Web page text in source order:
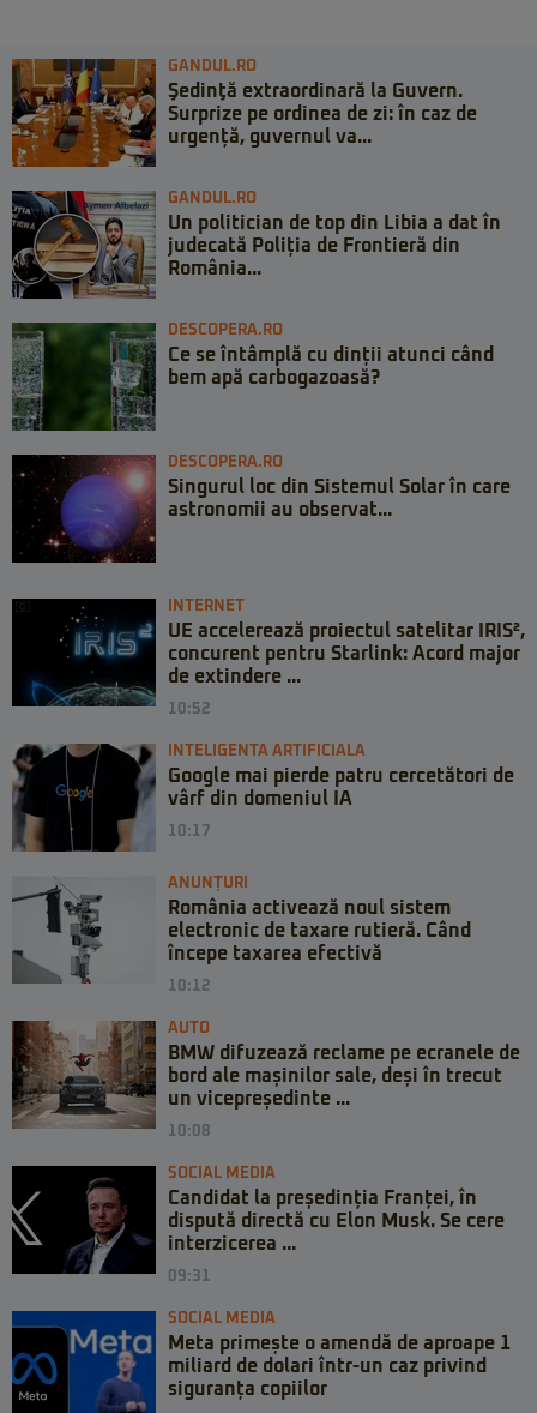
GANDUL.RO
Şedinţă extraordinară la Guvern.
Surprize pe ordinea de zi: în caz de
urgență, guvernul va...
GANDUL.RO
Un politician de top din Libia a dat în
judecată Poliția de Frontieră din
România...
DESCOPERA.RO
Ce se întâmplă cu dinții atunci când
bem apă carbogazoasă?
DESCOPERA.RO
Singurul loc din Sistemul Solar în care
astronomii au observat...
INTERNET
UE accelerează proiectul satelitar IRIS²,
concurent pentru Starlink: Acord major
de extindere ...
10:52
INTELIGENTA ARTIFICIALA
Google mai pierde patru cercetători de
vârf din domeniul IA
10:17
ANUNȚURI
România activează noul sistem
electronic de taxare rutieră. Când
începe taxarea efectivă
10:12
AUTO
BMW difuzează reclame pe ecranele de
bord ale mașinilor sale, deși în trecut
un vicepreședinte ...
10:08
SOCIAL MEDIA
Candidat la președinția Franței, în
dispută directă cu Elon Musk. Se cere
interzicerea ...
09:31
SOCIAL MEDIA
Meta primește o amendă de aproape 1
miliard de dolari într-un caz privind
siguranța copiilor